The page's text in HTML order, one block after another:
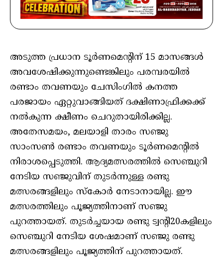
അടുത്ത പ്രധാന ടൂർണമെൻ്റിന് 15 മാസങ്ങൾ
അവശേഷിക്കുന്നുണ്ടെങ്കിലും പരമ്പരയിൽ
രണ്ടാം തവണയും ചേസിംഗിൽ കനത്ത
പരജായം ഏറ്റുവാങ്ങിയത് ദക്ഷിണാഫ്രിക്കക്ക്
നൽകുന്ന ക്ഷീണം ചെറുതായിരിക്കില്ല.
അതേസമയം, മലയാളി താരം സഞ്ജു
സാംസൺ രണ്ടാം തവണയും ടൂർണമെന്റിൽ
നിരാശപ്പെടുത്തി. ആദ്യമത്സരത്തിൽ സെഞ്ചുറി
നേടിയ സഞ്ജുവിന് തുടർന്നുള്ള രണ്ടു
മത്സരങ്ങളിലും സ്കോർ നേടാനായില്ല. ഈ
മത്സരത്തിലും പൂജ്യത്തിനാണ് സഞ്ജു
പുറത്തായത്. തുടർച്ചയായ രണ്ടു ട്വന്റി20കളിലും
സെഞ്ചുറി നേടിയ ശേഷമാണ് സഞ്ജു രണ്ടു
മത്സരങ്ങളിലും പൂജ്യത്തിന് പുറത്തായത്.